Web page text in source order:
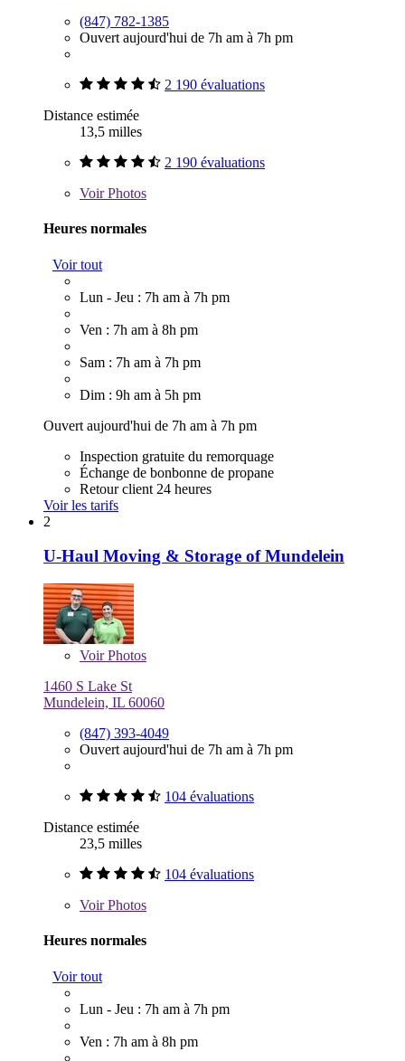
(847) 782-1385
Ouvert aujourd'hui de 7h am à 7h pm
2 190 évaluations
Distance estimée
13,5 milles
2 190 évaluations
VoirPhotos
Heures normales
Voir tout
Lun - Jeu : 7h am à 7h pm
Ven : 7h am à 8h pm
Sam : 7h am à 7h pm
Dim : 9h am à 5h pm
Ouvert aujourd'hui de 7h am à 7h pm
Inspection gratuite du remorquage
Échange de bonbonne de propane
Retour client 24 heures
Voir les tarifs
2
U-Haul Moving & Storage of Mundelein
VoirPhotos
1460 S Lake St
Mundelein, IL 60060
(847) 393-4049
Ouvert aujourd'hui de 7h am à 7h pm
104 évaluations
Distance estimée
23,5 milles
104 évaluations
VoirPhotos
Heures normales
Voir tout
Lun - Jeu : 7h am à 7h pm
Ven : 7h am à 8h pm